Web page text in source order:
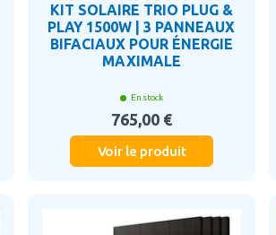
KIT SOLAIRE TRIO PLUG &
PLAY 1500W | 3 PANNEAUX
BIFACIAUX POUR ÉNERGIE
MAXIMALE
En stock
765,00 €
Voir le produit